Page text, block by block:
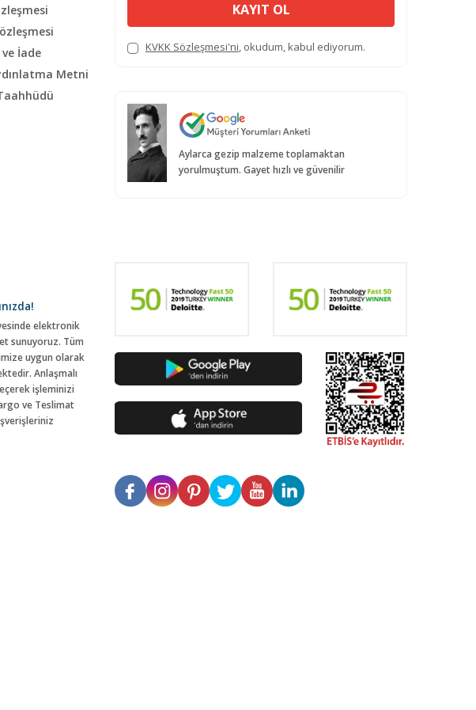
İade
Metni
KAYIT OL
KVKK Sözleşmesi'ni, okudum, kabul ediyorum.
Aylarca gezip malzeme toplamaktan
yorulmuştum. Gayet hızlı ve güvenilir
elektronik
sunuyoruz. Tüm
uygun olarak
Anlaşmalı
işleminizi
ve Teslimat